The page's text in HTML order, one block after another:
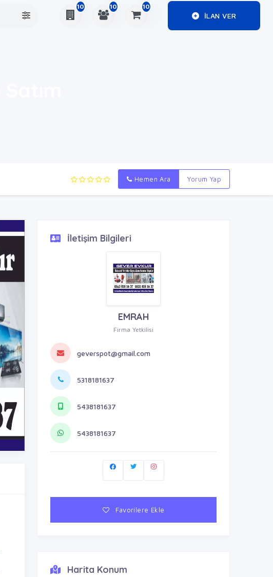
10 10 10
ILAN VER
Hemen Ara Yorum Yap
İletişim Bilgileri
EMRAH
Firma Yetkilisi
geverspot@gmail.com
5318181637
5438181637
5438181637
Favorilere Ekle
Harita Konum